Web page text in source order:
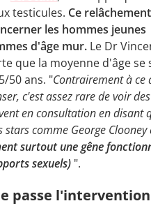
testicules. Ce relâchement
les hommes jeunes
d'âge mur. Le Dr
que la moyenne d'âge se
50 ans. "Contrairement à ce
c'est assez rare de voir des
en consultation en disant
stars comme George
surtout une gêne
sexuels) ".
passe l'intervention